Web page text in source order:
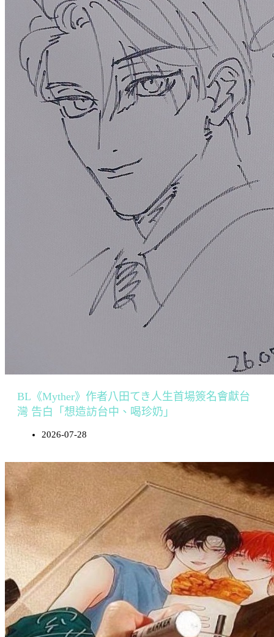
BL《Myther》作者八田てき人生首場簽名會獻台
灣 告白「想造訪台中、喝珍奶」
2026-07-28